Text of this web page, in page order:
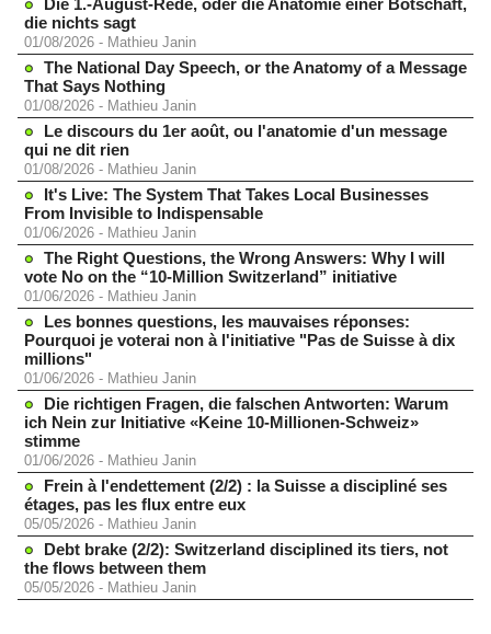
Die 1.-August-Rede, oder die Anatomie einer Botschaft,
die nichts sagt
01/08/2026 - Mathieu Janin
The National Day Speech, or the Anatomy of a Message
That Says Nothing
01/08/2026 - Mathieu Janin
Le discours du 1er août, ou l'anatomie d'un message
qui ne dit rien
01/08/2026 - Mathieu Janin
It's Live: The System That Takes Local Businesses
From Invisible to Indispensable
01/06/2026 - Mathieu Janin
The Right Questions, the Wrong Answers: Why I will
vote No on the “10-Million Switzerland” initiative
01/06/2026 - Mathieu Janin
Les bonnes questions, les mauvaises réponses:
Pourquoi je voterai non à l'initiative "Pas de Suisse à dix
millions"
01/06/2026 - Mathieu Janin
Die richtigen Fragen, die falschen Antworten: Warum
ich Nein zur Initiative «Keine 10-Millionen-Schweiz»
stimme
01/06/2026 - Mathieu Janin
Frein à l'endettement (2/2) : la Suisse a discipliné ses
étages, pas les flux entre eux
05/05/2026 - Mathieu Janin
Debt brake (2/2): Switzerland disciplined its tiers, not
the flows between them
05/05/2026 - Mathieu Janin